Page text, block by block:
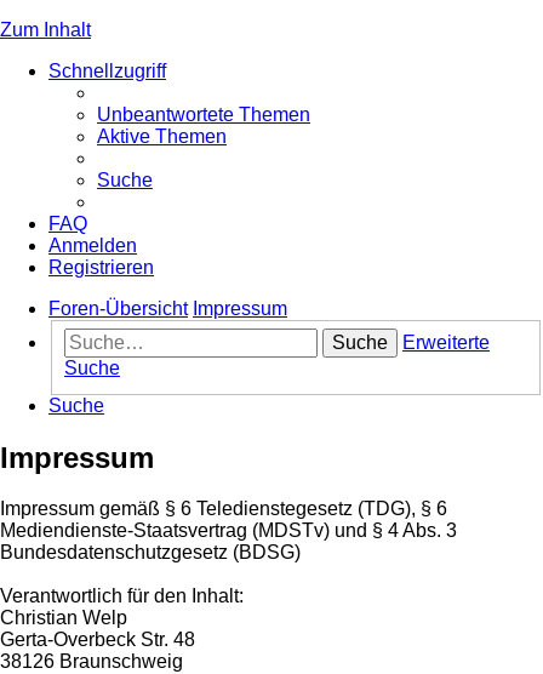
Zum Inhalt
Schnellzugriff
Unbeantwortete Themen
Aktive Themen
Suche
FAQ
Anmelden
Registrieren
Foren-Übersicht Impressum
Suche
Erweiterte
Suche
Suche
Impressum
Impressum gemäß § 6 Teledienstegesetz (TDG), § 6
Mediendienste-Staatsvertrag (MDSTv) und § 4 Abs. 3
Bundesdatenschutzgesetz (BDSG)
Verantwortlich für den Inhalt:
Christian Welp
Gerta-Overbeck Str. 48
38126 Braunschweig